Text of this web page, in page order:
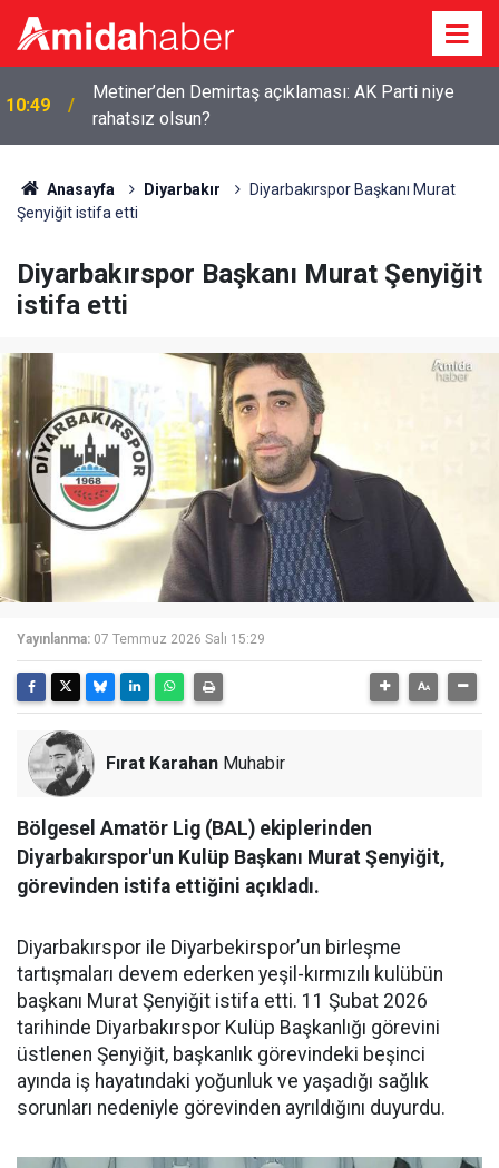
09:52 Diyarbakır’da dağ keçileri sürü halinde görüldü
Anasayfa Diyarbakır
Diyarbakırspor Başkanı Murat
Şenyiğit istifa etti
Diyarbakırspor Başkanı Murat Şenyiğit
istifa etti
Yayınlanma: 07 Temmuz 2026 Salı 15:29
Fırat Karahan Muhabir
Bölgesel Amatör Lig (BAL) ekiplerinden
Diyarbakırspor'un Kulüp Başkanı Murat Şenyiğit,
görevinden istifa ettiğini açıkladı.
Diyarbakırspor ile Diyarbekirspor’un birleşme
tartışmaları devem ederken yeşil-kırmızılı kulübün
başkanı Murat Şenyiğit istifa etti. 11 Şubat 2026
tarihinde Diyarbakırspor Kulüp Başkanlığı görevini
üstlenen Şenyiğit, başkanlık görevindeki beşinci
ayında iş hayatındaki yoğunluk ve yaşadığı sağlık
sorunları nedeniyle görevinden ayrıldığını duyurdu.